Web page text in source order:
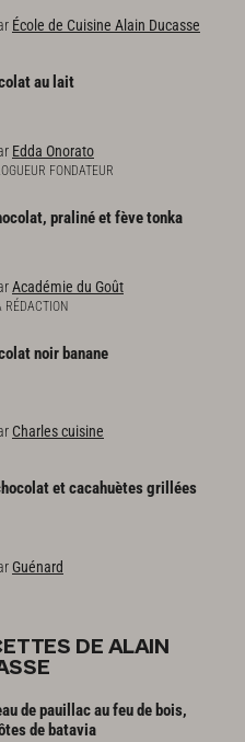
École de Cuisine Alain Ducasse
au lait
Edda Onorato
FONDATEUR
pralinéetfèvetonka
Académie du Goût
RÉDACTION
noir banane
Charles cuisine
etcacahuètesgrillées
Guénard
DE ALAIN
de pauillac au feu de bois,
de batavia